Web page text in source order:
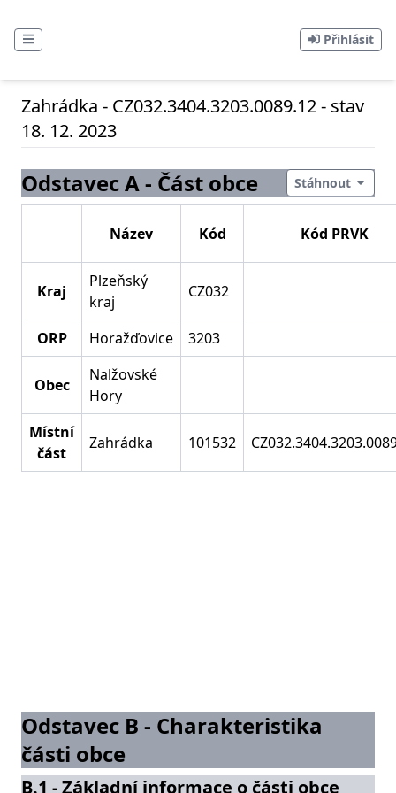
Přihlásit
Zahrádka - CZ032.3404.3203.0089.12 - stav
18. 12. 2023
Odstavec A - Část obce Stáhnout
Název Kód Kód PRVK
Kraj
Plzeňský
kraj
CZ032
ORP Horažďovice 3203
Obec
Nalžovské
Hory
Místní
část
Zahrádka 101532
Odstavec B - Charakteristika
části obce
B.1 - Základní informace o části obce